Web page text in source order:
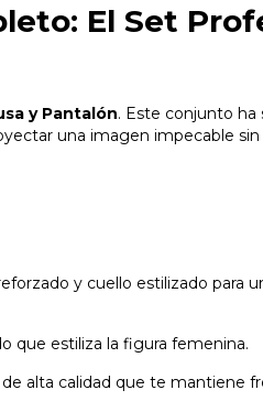
El Set
y Pantalón. Este conjunto ha
una imagen impecable sin
y cuello estilizado para
que estiliza la figura femenina.
alta calidad que te mantiene